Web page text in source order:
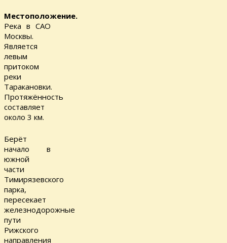
Местоположение.
Река в САО
Москвы.
Является
левым
притоком
реки
Таракановки.
Протяжённость
составляет
около 3 км.
Берёт
начало в
южной
части
Тимирязевского
парка,
пересекает
железнодорожные
пути
Рижского
направления